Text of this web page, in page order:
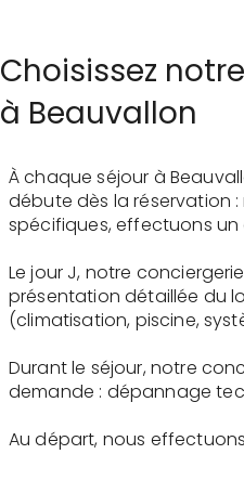
Choisissez
à Beauvallon
À chaque séjour à
débute dès la réservation
spécifiques, effectuons
Le jour J, notre
présentation détaillée du
(climatisation, piscine,
Durant le séjour, notre
demande : dépannage
Au départ, nous